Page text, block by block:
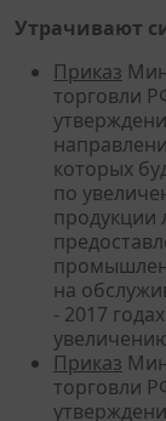
Утрачивают
Приказ
торговли
которых
по
продукции
на
- 2017
Приказ
торговли